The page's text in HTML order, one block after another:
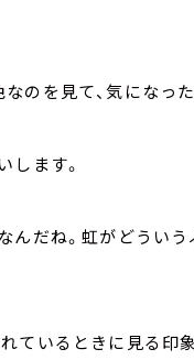
を見て、気になった
します。
んだね。虹がどうい
ているときに見る印象